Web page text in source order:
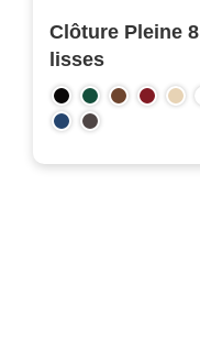
Clôture Pleine 8
lisses